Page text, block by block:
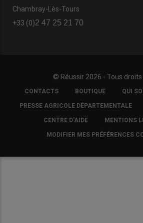
Chambray-Lès-Tours
+33 (0)2 47 25 21 70
© Réussir 2026 - Tous
FOOTER
COPYRIGHT
CONTACTS BOUTIQUE QUI
PRESSE AGRICOLE DÉPARTEMENTALE
CENTRE D'AIDE MENTIONS
MODIFIER MES PRÉFÉRENCES